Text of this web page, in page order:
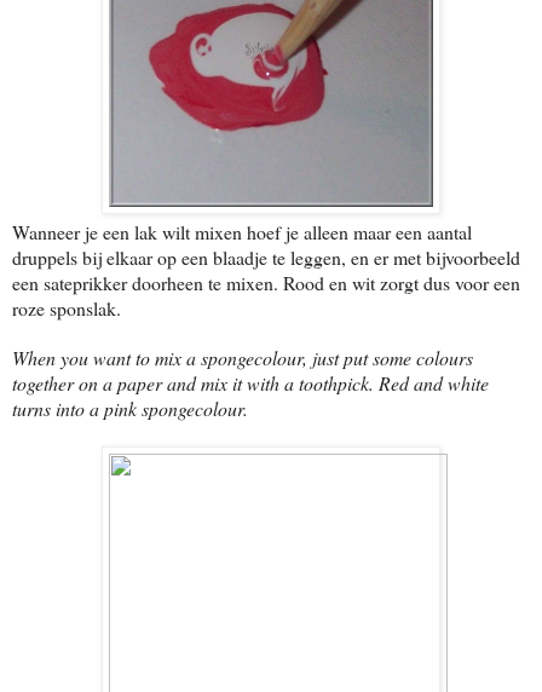
Wanneer je een lak wilt mixen hoef je alleen maar een aantal
druppels bij elkaar op een blaadje te leggen, en er met bijvoorbeeld
een sateprikker doorheen te mixen. Rood en wit zorgt dus voor een
roze sponslak.
When you want to mix a spongecolour, just put some colours
together on a paper and mix it with a toothpick. Red and white
turns into a pink spongecolour.